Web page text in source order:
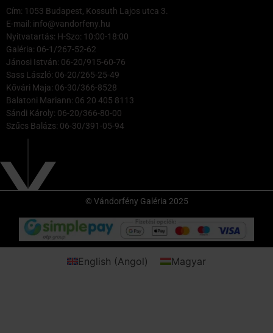
Cím: 1053 Budapest, Kossuth Lajos utca 3.
E-mail: info@vandorfeny.hu
Nyitvatartás: H-Szo: 10:00-18:00
Galéria: 06-1/267-52-62
Jánosi István: 06-20/915-60-76
Sass László: 06-20/265-25-49
Kővári Maja: 06-30/366-8528
Balatoni Mariann: 06 20 405 8113
Sándi Károly: 06-20/366-80-00
Szűcs Balázs: 06-30/391-05-94
© Vándorfény Galéria 2025
English (Angol) Magyar